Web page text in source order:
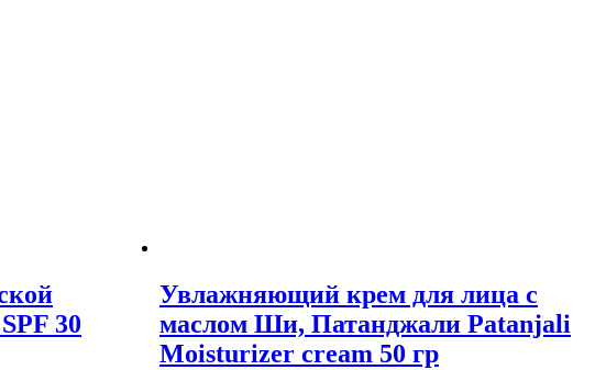
30
Увлажняющий крем для лица с
маслом Ши, Патанджали Patanjali
Moisturizer cream 50 гр